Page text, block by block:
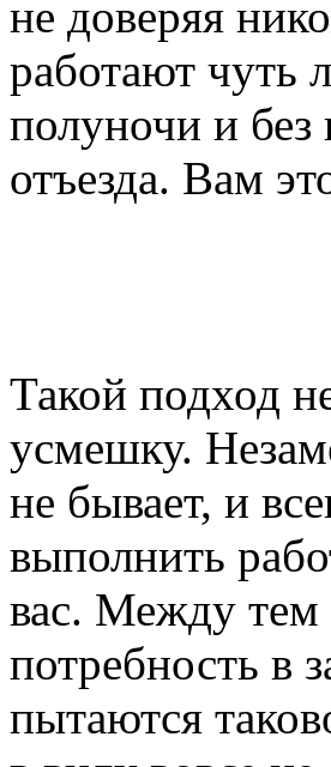
не доверяя
работают чуть
полуночи и
отъезда. Вам
Такой подход
усмешку.
не бывает, и
выполнить
вас. Между тем
потребность в
пытаются